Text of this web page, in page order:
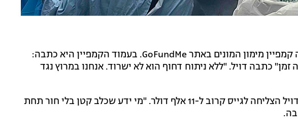
על מנת לגייס את הכסף, דויל הקימה קמפיין מימון המונים באתר GoFundMe. בעמוד הקמפיין היא כתבה:
כתבה דויל. "ללא ניתוח דחוף הוא לא ישרוד. אנחנו במרוץ נגד
למרבה השמחה, תוך פחות מיממה, דויל הצליחה לגייס קרוב ל-11 אלף דולר. "מי ידע שכלב קטן בלי חור תחת